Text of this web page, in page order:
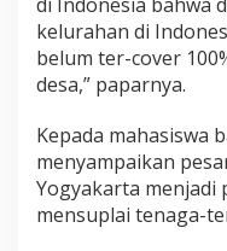
kelurahan di
belum ter-cover
desa,” paparnya.
Kepada mahasiswa
menyampaikan
Yogyakarta
mensuplai tenaga-